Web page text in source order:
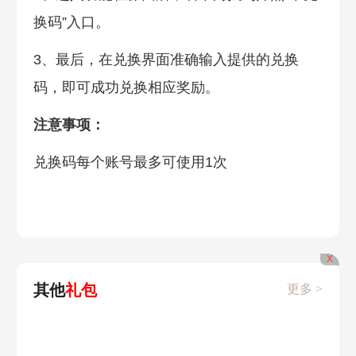
换码”入口。
3、最后，在兑换界面准确输入提供的兑换
码，即可成功兑换相应奖励。
注意事项：
兑换码每个账号最多可使用1次
X
其他礼包 更多 >